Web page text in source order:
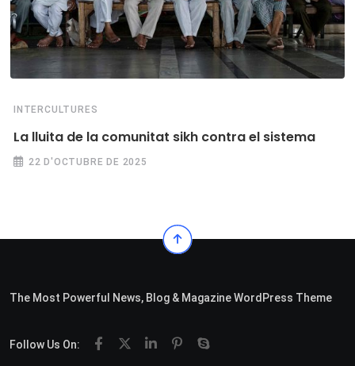
INTERCULTURES
La lluita de la comunitat sikh contra el sistema
22 D'OCTUBRE DE 2025
The Most Powerful News, Blog & Magazine WordPress Theme
Follow Us On: